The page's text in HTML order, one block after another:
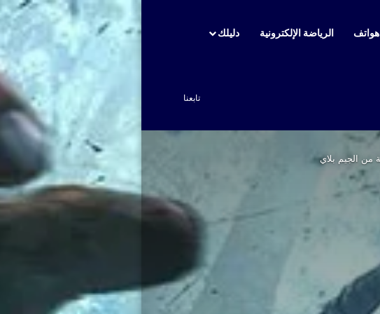
هواتف الرياضة الإلكترونية دليلك
تابعنا